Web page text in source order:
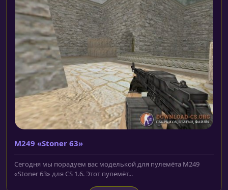
M249 «Stoner 63»
Сегодня мы порадуем вас моделькой для пулемёта M249
«Stoner 63» для CS 1.6. Этот пулемёт...